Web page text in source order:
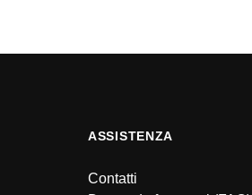
ASSISTENZA
Contatti